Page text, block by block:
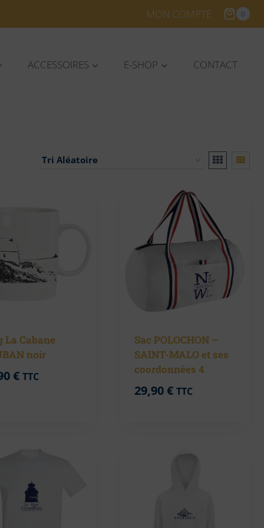
MON COMPTE 0
ACCESSOIRES E-SHOP CONTACT
La Cabane
noir
€ TTC
Sac POLOCHON –
SAINT-MALO et ses
coordonnées 4
29,90€ TTC